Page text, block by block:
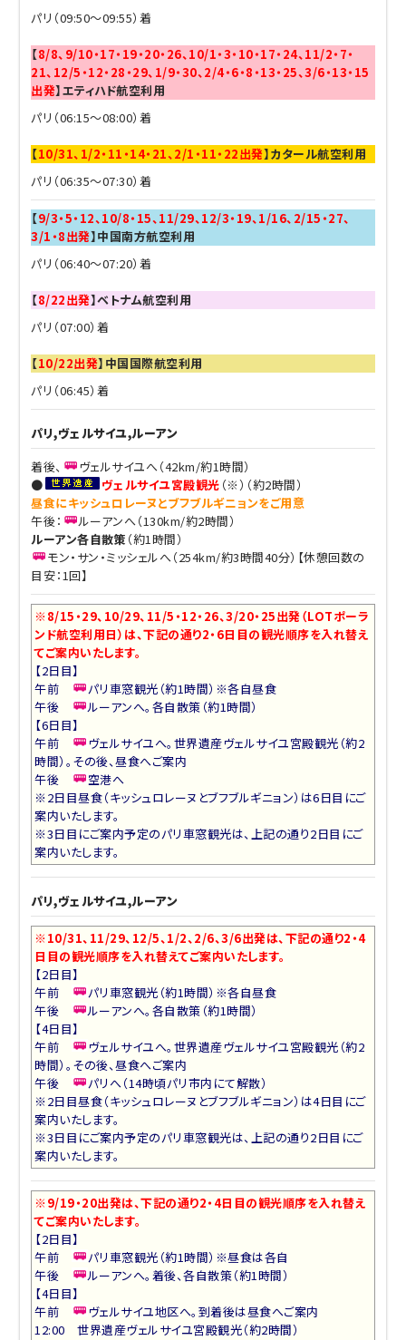
パリ（09:50～09:55）着
【8/8、9/10・17・19・20・26、10/1・3・10・17・24、11/2・7・
21、12/5・12・28・29、1/9・30、2/4・6・8・13・25、3/6・13・15
出発】エティハド航空利用
パリ（06:15～08:00）着
【10/31、1/2・11・14・21、2/1・11・22出発】カタール航空利用
パリ（06:35～07:30）着
【9/3・5・12、10/8・15、11/29、12/3・19、1/16、2/15・27、
3/1・8出発】中国南方航空利用
パリ（06:40～07:20）着
【8/22出発】ベトナム航空利用
パリ（07:00）着
【10/22出発】中国国際航空利用
パリ（06:45）着
パリ,ヴェルサイユ,ルーアン
着後、
ヴェルサイユへ（42km/約1時間）
●
ヴェルサイユ宮殿観光 （※）（約2時間）
昼食にキッシュロレーヌとブフブルギニョンをご用意
午後：
ルーアンへ（130km/約2時間）
ルーアン各自散策 （約1時間）
モン・サン・ミッシェルへ（254km/約3時間40分）【休憩回数の
目安：1回】
※8/15・29、10/29、11/5・12・26、3/20・25出発（LOTポーラ
ンド航空利用日）は、下記の通り2・6日目の観光順序を入れ替え
てご案内いたします。
【2日目】
午前
パリ車窓観光（約1時間）※各自昼食
午後
ルーアンへ。各自散策（約1時間）
【6日目】
午前
ヴェルサイユへ。世界遺産ヴェルサイユ宮殿観光（約2
時間）。その後、昼食へご案内
午後
空港へ
※2日目昼食（キッシュロレーヌとブフブルギニョン）は6日目にご
案内いたします。
※3日目にご案内予定のパリ車窓観光は、上記の通り2日目にご
案内いたします。
パリ,ヴェルサイユ,ルーアン
※10/31、11/29、12/5、1/2、2/6、3/6出発は、下記の通り2・4
日目の観光順序を入れ替えてご案内いたします。
【2日目】
午前
パリ車窓観光（約1時間）※各自昼食
午後
ルーアンへ。各自散策（約1時間）
【4日目】
午前
ヴェルサイユへ。世界遺産ヴェルサイユ宮殿観光（約2
時間）。その後、昼食へご案内
午後
パリへ（14時頃パリ市内にて解散）
※2日目昼食（キッシュロレーヌとブフブルギニョン）は4日目にご
案内いたします。
※3日目にご案内予定のパリ車窓観光は、上記の通り2日目にご
案内いたします。
※9/19・20出発は、下記の通り2・4日目の観光順序を入れ替え
てご案内いたします。
【2日目】
午前
パリ車窓観光（約1時間）※昼食は各自
午後
ルーアンへ。着後、各自散策（約1時間）
【4日目】
午前
ヴェルサイユ地区へ。到着後は昼食へご案内
12:00 世界遺産ヴェルサイユ宮殿観光（約2時間）